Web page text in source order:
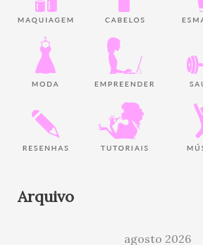
Arquivo
agosto 2026